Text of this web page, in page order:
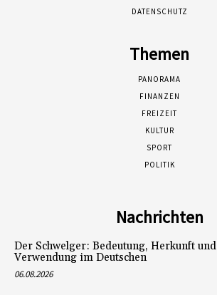
DATENSCHUTZ
Themen
PANORAMA
FINANZEN
FREIZEIT
KULTUR
SPORT
POLITIK
Nachrichten
Der Schwelger: Bedeutung, Herkunft und
Verwendung im Deutschen
06.08.2026